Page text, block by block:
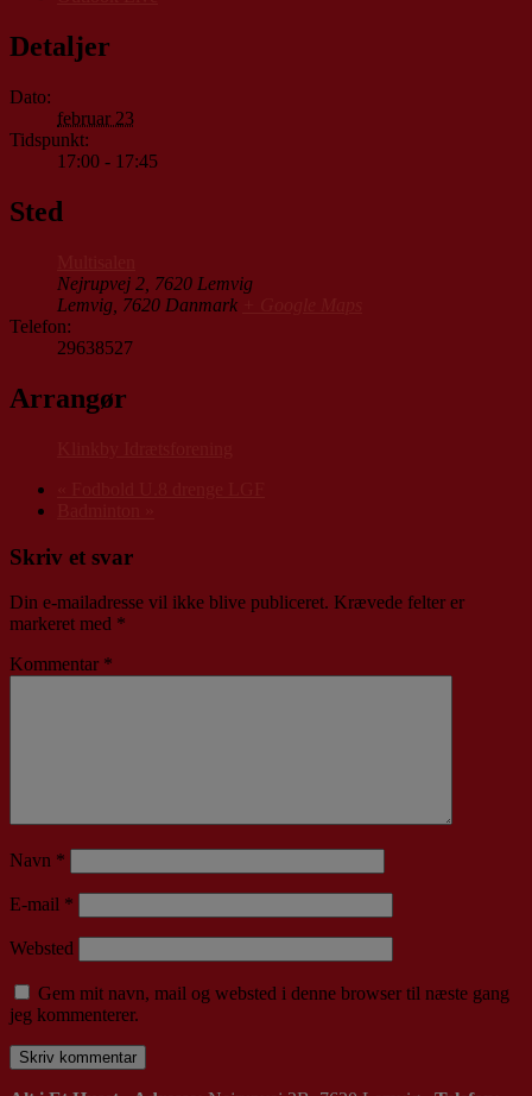
Detaljer
Dato:
februar 23
Tidspunkt:
17:00 - 17:45
Sted
Nejrupvej 2, 7620 Lemvig
Lemvig 7620 Danmark
Telefon:
29638527
Arrangør
Skriv et svar
Din e-mailadresse vil ikke blive publiceret. Krævede felter er
markeret med *
Kommentar *
Navn *
E-mail *
Websted
Gem mit navn, mail og websted i denne browser til næste gang
jeg kommenterer.